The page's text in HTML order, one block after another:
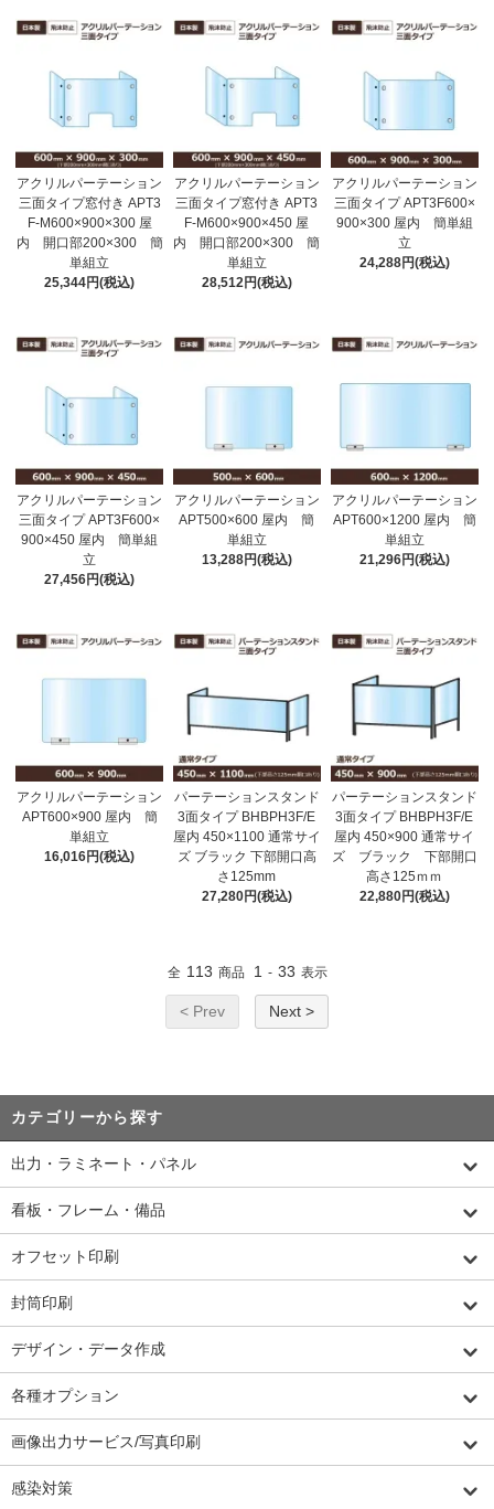
アクリルパーテーション
三面タイプ窓付き APT3
F-M600×900×300 屋
内 開口部200×300 簡
単組立
25,344円(税込)
アクリルパーテーション
三面タイプ窓付き APT3
F-M600×900×450 屋
内 開口部200×300 簡
単組立
28,512円(税込)
アクリルパーテーション
三面タイプ APT3F600×
900×300 屋内 簡単組
立
24,288円(税込)
アクリルパーテーション
三面タイプ APT3F600×
900×450 屋内 簡単組
立
27,456円(税込)
アクリルパーテーション
APT500×600 屋内 簡
単組立
13,288円(税込)
アクリルパーテーション
APT600×1200 屋内 簡
単組立
21,296円(税込)
アクリルパーテーション
APT600×900 屋内 簡
単組立
16,016円(税込)
パーテーションスタンド
3面タイプ BHBPH3F/E
屋内 450×1100 通常サイ
ズ ブラック 下部開口高
さ125mm
27,280円(税込)
パーテーションスタンド
3面タイプ BHBPH3F/E
屋内 450×900 通常サイ
ズ ブラック 下部開口
高さ125ｍｍ
22,880円(税込)
全 113 商品 1 - 33 表示
< Prev Next >
カテゴリーから探す
出力・ラミネート・パネル
看板・フレーム・備品
オフセット印刷
封筒印刷
デザイン・データ作成
各種オプション
画像出力サービス/写真印刷
感染対策